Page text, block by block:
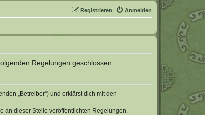
Anmelden
Registrieren
Regelungen geschlossen:
„Betreiber“) und erklärst dich mit den
an dieser Stelle veröffentlichten Regelungen.